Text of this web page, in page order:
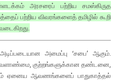
அரசரைப் பற்றிய சமஸ்கிருத
பற்றிய விவரங்களைத் தமிழில் கூறி
அமைப்பு ‘சபை’ ஆகும்.
குற்றங்களுக்கான தண்டனை,
ஏனைய ஆவணங்களைப் பாதுகாத்தல்